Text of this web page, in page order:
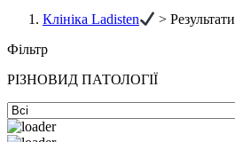
Клініка Ladisten >Результати
Фільтр
РІЗНОВИД ПАТОЛОГІЇ